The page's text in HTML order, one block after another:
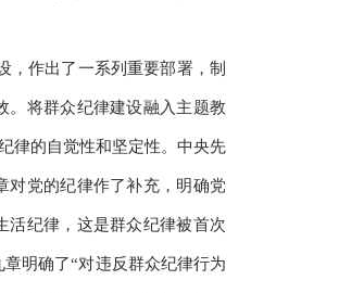
，作出了一系列重要部署，制
。将群众纪律建设融入主题教
律的自觉性和坚定性。中央先
对党的纪律作了补充，明确党
活纪律，这是群众纪律被首次
明确了“对违反群众纪律行为